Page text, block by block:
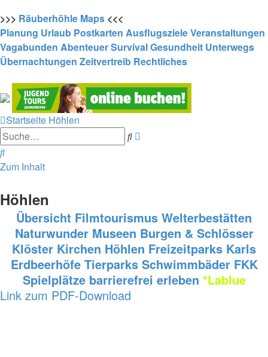
>>> Räuberhöhle Maps <<<
Planung Urlaub Postkarten AusflugszieleVeranstaltungen
Vagabunden AbenteuerSurvivalGesundheit Unterwegs
Übernachtungen Zeitvertreib Rechtliches
Startseite Höhlen
Suche
Suche
Zum Inhalt
Höhlen
Übersicht Filmtourismus Welterbestätten
Naturwunder Museen Burgen & Schlösser
Klöster Kirchen Höhlen Freizeitparks Karls
Erdbeerhöfe Tierparks Schwimmbäder FKK
Spielplätze barrierefrei erleben *Lablue
Link zum PDF-Download